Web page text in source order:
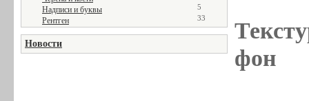
Надписи и буквы 5
Рентген 33
Новости
фон